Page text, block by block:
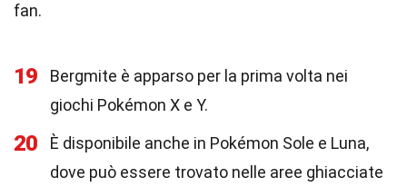
fan.
19
Bergmite è apparso per la prima volta nei
giochi Pokémon X e Y.
20
È disponibile anche in Pokémon Sole e Luna,
dove può essere trovato nelle aree ghiacciate